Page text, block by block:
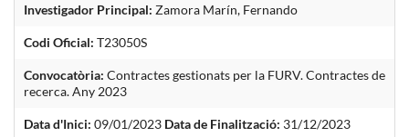
Investigador Principal: Zamora Marín, Fernando
Codi Oficial: T23050S
Convocatòria: Contractes gestionats per la FURV. Contractes de
recerca. Any 2023
Data d'Inici: 09/01/2023 Data de Finalització: 31/12/2023